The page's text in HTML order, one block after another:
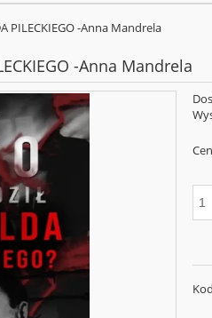
PILECKIEGO -Anna Mandrela
-Anna Mandrela